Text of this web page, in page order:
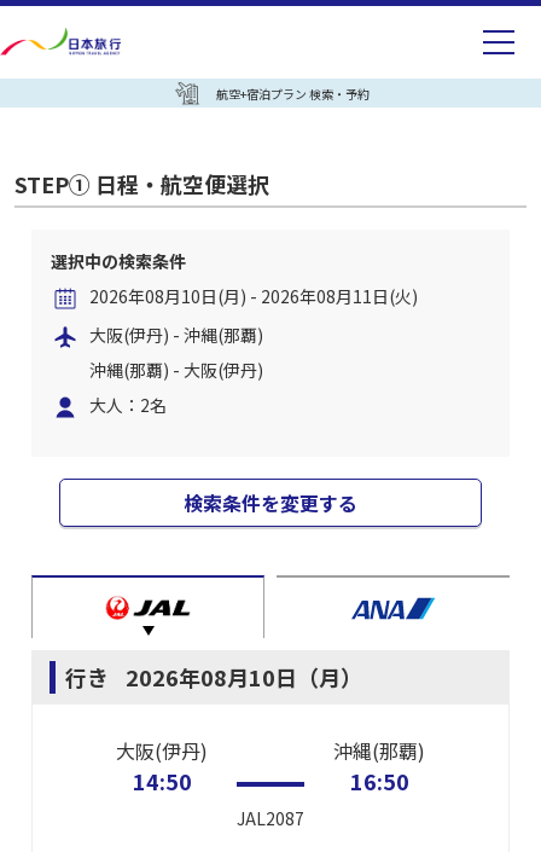
航空+宿泊プラン 検索・予約
STEP① 日程・航空便選択
選択中の検索条件
2026年08月10日(月) - 2026年08月11日(火)
大阪(伊丹) - 沖縄(那覇)
沖縄(那覇) - 大阪(伊丹)
大人：2名
検索条件を変更する
行き 2026年08月10日（月）
大阪(伊丹)
14:50
JAL2087
沖縄(那覇)
16:50